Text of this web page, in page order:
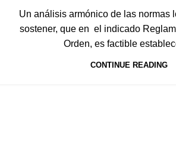
Un análisis armónico de las normas
sostener, que en el indicado
Orden, es factible
CONTINUE READING